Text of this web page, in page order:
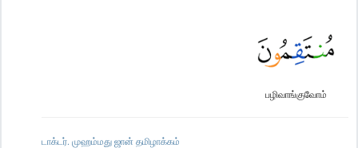
பழிவாங்குவோம்
டாக்டர். முஹம்மது ஜான் தமிழாக்கம்